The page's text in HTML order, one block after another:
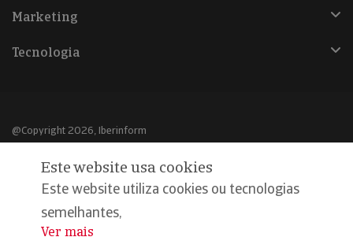
Marketing
Tecnologia
@Copyright 2026, Iberinform
Aviso legal
Política de cookies
Declaração de privacidade
Este website usa cookies
Este website utiliza cookies ou tecnologias
semelhantes,
...
Ver mais